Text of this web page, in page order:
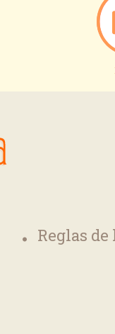
Reglas